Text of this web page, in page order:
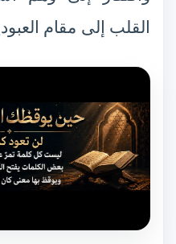
القلب إلى مقام